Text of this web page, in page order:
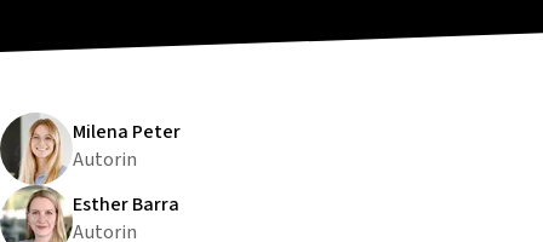
Milena Peter
Autorin
Esther Barra
Autorin